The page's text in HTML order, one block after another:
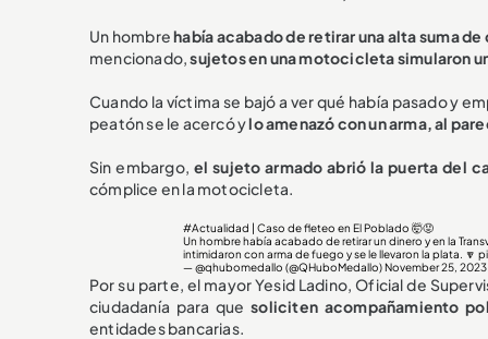
Un hombrehabía acabado de retirar una alta suma
mencionado,sujetos en una motocicleta simularon
Cuando la víctima se bajó a ver qué había pasado y
peatón se le acercó ylo amenazó con un arma, al
Sin embargo, el sujeto armado abrió la puerta del
cómplice en la motocicleta.
#Actualidad | Caso de fleteo en El Poblado 🤯😡
Un hombre había acabado de retirar un dinero y en la
intimidaron con arma de fuego y se le llevaron la plata. 🔽
— @qhubomedallo (@QHuboMedallo)November 25, 2023
Por su parte, el mayor Yesid Ladino, Oficial de
ciudadanía para quesoliciten acompañamiento
entidades bancarias.